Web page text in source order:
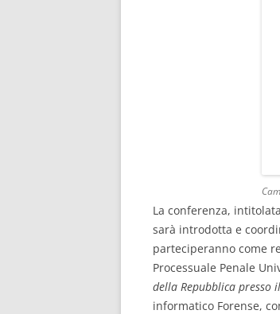
La conferenza, intitolata
sarà introdotta e
parteciperanno come
Processuale Penale
della Repubblica presso
informatico Forense,